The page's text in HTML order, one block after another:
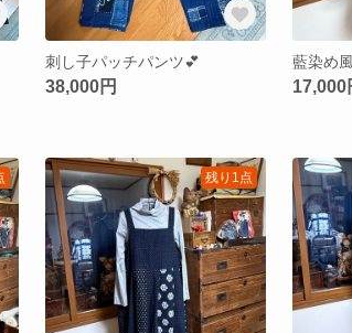
刺し子パッチパンツ💕
38,000円
藍染め
17,000
残り1点